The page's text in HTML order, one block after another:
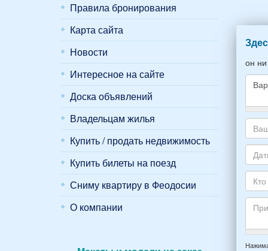
Правила бронирования
Карта сайта
Новости
Интересное на сайте
Доска объявлений
Владельцам жилья
Купить / продать недвижимость
Купить билеты на поезд
Сниму квартиру в Феодосии
О компании
он
Ваш
*
Даты
из
Кто
-